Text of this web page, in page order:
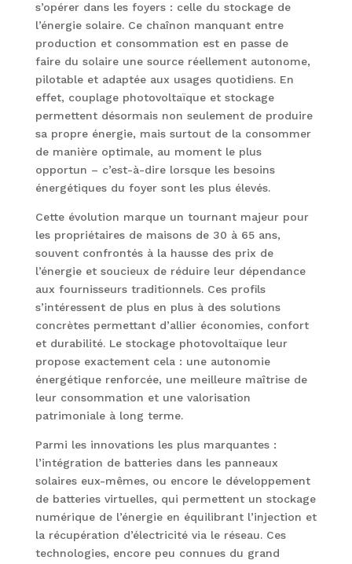
s’opérer dans les foyers : celle du stockage de
l’énergie solaire. Ce chaînon manquant entre
production et consommation est en passe de
faire du solaire une source réellement autonome,
pilotable et adaptée aux usages quotidiens. En
effet, couplage photovoltaïque et stockage
permettent désormais non seulement de produire
sa propre énergie, mais surtout de la consommer
de manière optimale, au moment le plus
opportun – c’est-à-dire lorsque les besoins
énergétiques du foyer sont les plus élevés.
Cette évolution marque un tournant majeur pour
les propriétaires de maisons de 30 à 65 ans,
souvent confrontés à la hausse des prix de
l’énergie et soucieux de réduire leur dépendance
aux fournisseurs traditionnels. Ces profils
s’intéressent de plus en plus à des solutions
concrètes permettant d’allier économies, confort
et durabilité. Le stockage photovoltaïque leur
propose exactement cela : une autonomie
énergétique renforcée, une meilleure maîtrise de
leur consommation et une valorisation
patrimoniale à long terme.
Parmi les innovations les plus marquantes :
l’intégration de batteries dans les panneaux
solaires eux-mêmes, ou encore le développement
de batteries virtuelles, qui permettent un stockage
numérique de l’énergie en équilibrant l’injection et
la récupération d’électricité via le réseau. Ces
technologies, encore peu connues du grand